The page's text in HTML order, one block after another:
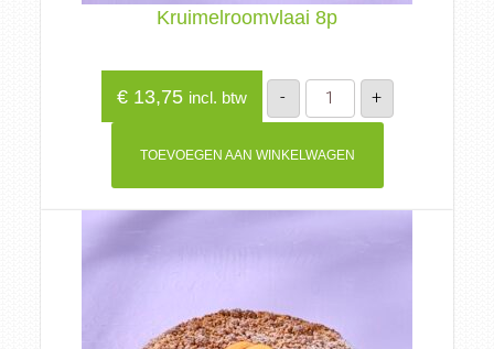
Kruimelroomvlaai 8p
€13,75 incl. btw -
Kruimelroomvlaai
aantal
+
TOEVOEGEN AAN WINKELWAGEN